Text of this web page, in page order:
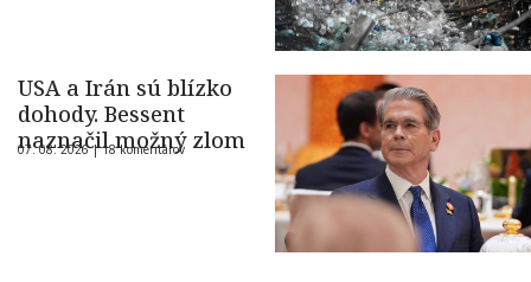
USA a Irán sú blízko
dohody. Bessent
naznačil možný zlom
07. 08. 2026 |18 komentárov